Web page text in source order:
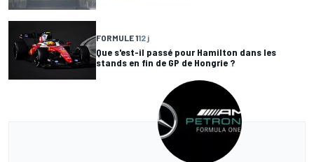
FORMULE 112 j
Que s'est-il passé pour Hamilton dans les
stands en fin de GP de Hongrie ?